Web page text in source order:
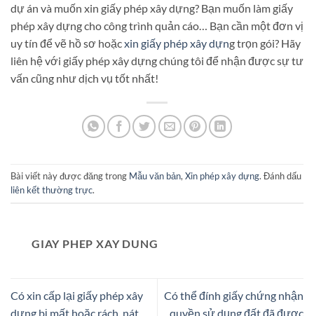
dự án và muốn xin giấy phép xây dựng? Bạn muốn làm giấy
phép xây dựng cho công trình quản cáo… Bạn cần một đơn vị
uy tín để vẽ hồ sơ hoặcxin giấy phép xây dựng trọn gói? Hãy
liên hệ với giấy phép xây dựng chúng tôi để nhận được sự tư
vấn cũng như dịch vụ tốt nhất!
Bài viết này được đăng trong Mẫu văn bản, Xin phép xây dựng. Đánh dấu
liên kết thường trực.
GIAY PHEP XAY DUNG
Có xin cấp lại giấy phép xây
dựng bị mất hoặc rách, nát
Có thể đính giấy chứng nhận
quyền sử dụng đất đã được